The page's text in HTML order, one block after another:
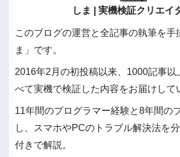
しま | 実機検証クリエイ
このブログの運営と全記事の執筆を手
ま」です。
2016年2月の初投稿以来、1000記事以
べて実機で検証した内容をお届けして
11年間のプログラマー経験と8年間の
し、スマホやPCのトラブル解決法を
付きで解説。